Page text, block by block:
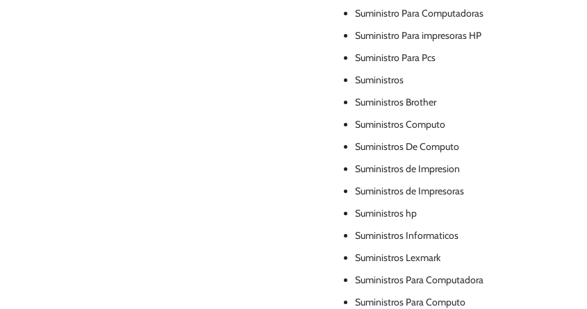
Suministro Para Computadoras
Suministro Para impresoras HP
Suministro Para Pcs
Suministros
Suministros Brother
Suministros Computo
Suministros De Computo
Suministros de Impresion
Suministros de Impresoras
Suministros hp
Suministros Informaticos
Suministros Lexmark
Suministros Para Computadora
Suministros Para Computo